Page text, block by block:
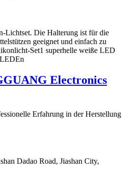
Lichtset. Die Halterung ist für die
geeignet und einfach zu
Set1 superhelle weiße LED
Erfahrung in der Herstellung
Dadao Road, Jiashan City,